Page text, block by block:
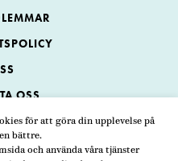
för att göra din upplevelse på
bättre.
och använda våra tjänster
OSS
Parker